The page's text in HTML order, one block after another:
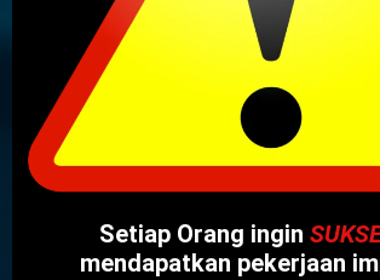
Setiap Orang ingin
mendapatkan pekerjaan